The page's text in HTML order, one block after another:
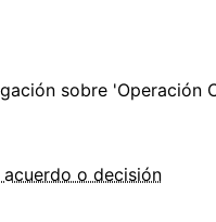
sobre 'Operación
o decisión